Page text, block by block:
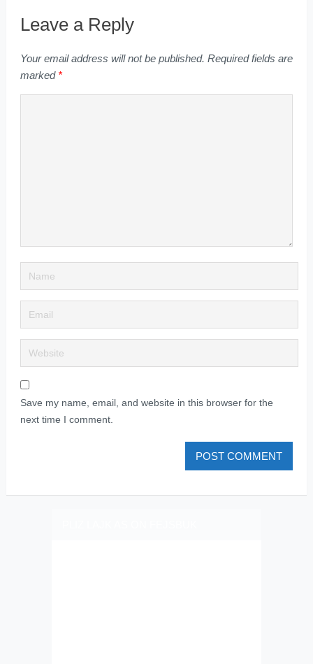
Leave a Reply
Your email address will not be published. Required fields are
marked *
Save my name, email, and website in this browser for the
next time I comment.